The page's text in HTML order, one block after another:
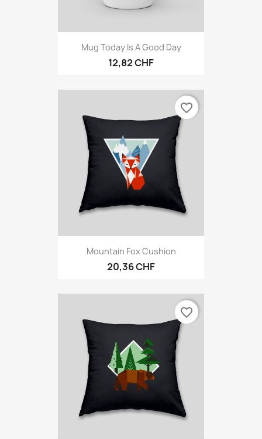
Mug Today Is A Good Day
12,82 CHF
Mountain Fox Cushion
20,36 CHF
favorite_border
favorite_border